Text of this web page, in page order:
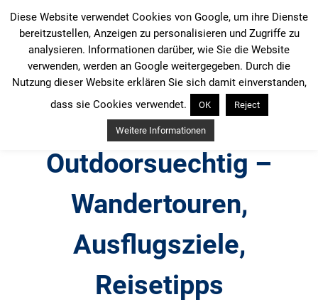
Inhalt
springen
Outdoorsuechtig –
Wandertouren,
Ausflugsziele,
Reisetipps
Diese Website verwendet Cookies von Google, um ihre Dienste
bereitzustellen, Anzeigen zu personalisieren und Zugriffe zu
analysieren. Informationen darüber, wie Sie die Website
verwenden, werden an Google weitergegeben. Durch die
Nutzung dieser Website erklären Sie sich damit einverstanden,
dass sie Cookies verwendet.
OK Reject
Weitere Informationen